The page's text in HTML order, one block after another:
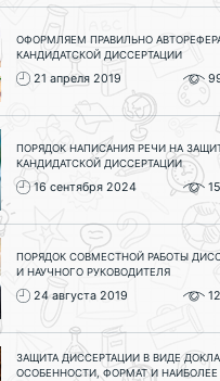
ОФОРМЛЯЕМ ПРАВИЛЬНО
КАНДИДАТСКОЙ ДИССЕРТАЦИИ
21 апреля 2019
ПОРЯДОК НАПИСАНИЯ РЕЧИ НА
КАНДИДАТСКОЙ ДИССЕРТАЦИИ
16 сентября 2024
ПОРЯДОК СОВМЕСТНОЙ РАБОТЫ
И НАУЧНОГО РУКОВОДИТЕЛЯ
24 августа 2019
ЗАЩИТА ДИССЕРТАЦИИ В ВИДЕ
ОСОБЕННОСТИ, ФОРМАТ И НАИБОЛЕЕ